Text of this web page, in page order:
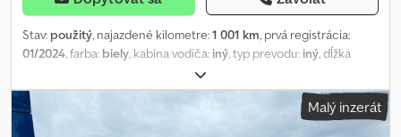
Stav: použitý, najazdené kilometre:1 001 km, prvá registrácia:
01/2024, farba: biely, kabína vodiča: iný, typ prevodu: iný, dĺžka
, šírka ložného priestoru:
výška ložného priestoru:600 mm, Rok výroby:2024, Miesto vozidla:
Bovenden, oceľová nadstavba, upevňovacie oká, výklopné klapky.
Nadstavba: Meiller trojstranná sklápačná nadstavba s pružinovo
Malý inzerát